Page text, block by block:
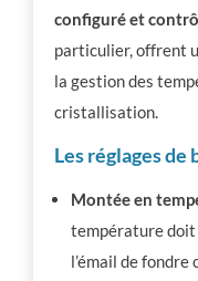
configuré et
particulier, offrent
la gestion des
cristallisation.
Les réglages de
Montée en
température
l’émail de